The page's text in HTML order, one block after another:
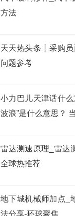
方法
天天热头条丨采购
问题参考
小力巴儿天津话什
波浪”是什么意思？
雷达测速原理_雷达
全球热推荐
地下城机械师加点_
法分享-环球聚焦